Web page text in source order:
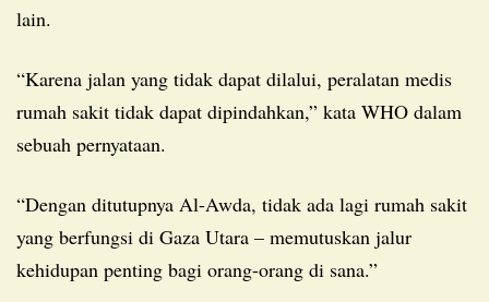
lain.
“Karena jalan yang tidak dapat dilalui, peralatan medis
rumah sakit tidak dapat dipindahkan,” kata WHO dalam
sebuah pernyataan.
“Dengan ditutupnya Al-Awda, tidak ada lagi rumah sakit
yang berfungsi di Gaza Utara – memutuskan jalur
kehidupan penting bagi orang-orang di sana.”